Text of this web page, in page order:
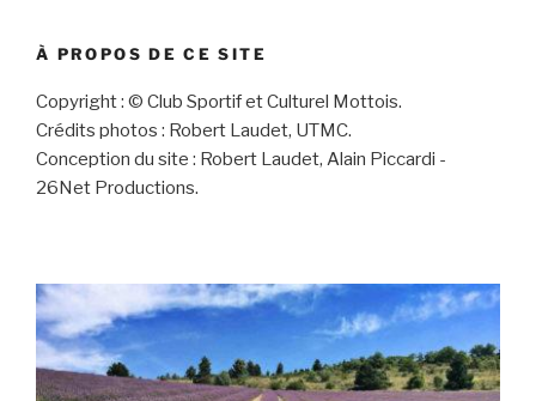
À PROPOS DE CE SITE
Copyright : © Club Sportif et Culturel Mottois.
Crédits photos : Robert Laudet, UTMC.
Conception du site : Robert Laudet, Alain Piccardi -
26Net Productions.